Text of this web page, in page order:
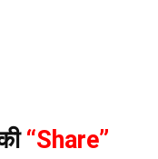
“Share”